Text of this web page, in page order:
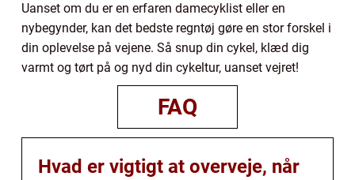
Uanset om du er en erfaren damecyklist eller en
nybegynder, kan det bedste regntøj gøre en stor forskel i
din oplevelse på vejene. Så snup din cykel, klæd dig
varmt og tørt på og nyd din cykeltur, uanset vejret!
FAQ
Hvad er vigtigt at overveje, når